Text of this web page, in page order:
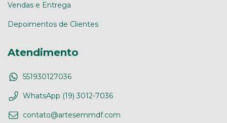
Vendas e Entrega
Depoimentos de Clientes
Atendimento
551930127036
WhatsApp (19) 3012-7036
contato@artesemmdf.com